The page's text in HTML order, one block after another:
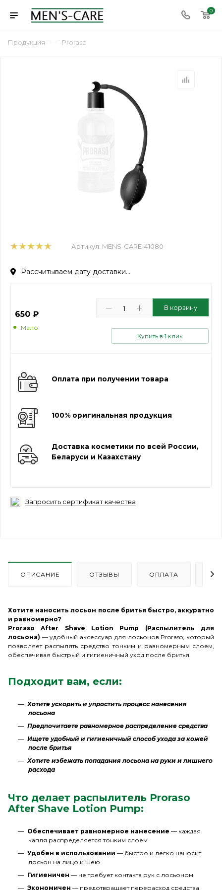
0
Продукция — Proraso
Артикул: MENS-CARE-41080
Рассчитываем дату доставки...
650 ₽
Мало
В корзину
Купить в 1 клик
Оплата при получении товара
100% оригинальная продукция
Доставка косметики по всей России,
Беларуси и Казахстану
Запросить сертификат качества
ОПИСАНИЕ ОТЗЫВЫ ОПЛАТА
Хотите наносить лосьон после бритья быстро, аккуратно
и равномерно?
Proraso After Shave Lotion Pump (Распылитель для
лосьона) — удобный аксессуар для лосьонов Proraso, который
позволяет распылять средство тонким и равномерным слоем,
обеспечивая быстрый и гигиеничный уход после бритья.
Подходит вам, если:
Хотите ускорить и упростить процесс нанесения
лосьона
Предпочитаете равномерное распределение средства
Ищете удобный и гигиеничный способ ухода за кожей
после бритья
Хотите избежать попадания лосьона на руки и лишнего
расхода
Что делает распылитель Proraso
After Shave Lotion Pump:
Обеспечивает равномерное нанесение — каждая
капля распределяется тонким слоем
Удобен в использовании — быстро и легко наносит
лосьон на лицо и шею
Гигиеничен — не требует контакта рук с лосьоном
Экономичен — предотвращает перерасход средства